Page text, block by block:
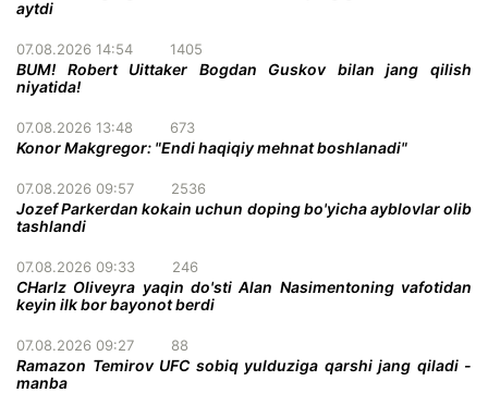
aytdi
07.08.2026 14:54 1405
BUM! Robert Uittaker Bogdan Guskov bilan jang qilish
niyatida!
07.08.2026 13:48 673
Konor Makgregor: "Endi haqiqiy mehnat boshlanadi"
07.08.2026 09:57 2536
Jozef Parkerdan kokain uchun doping bo'yicha ayblovlar olib
tashlandi
07.08.2026 09:33 246
CHarlz Oliveyra yaqin do'sti Alan Nasimentoning vafotidan
keyin ilk bor bayonot berdi
07.08.2026 09:27 88
Ramazon Temirov UFC sobiq yulduziga qarshi jang qiladi -
manba